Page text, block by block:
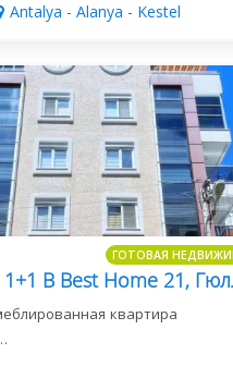
Antalya - Alanya - Kestel
ГОТОВАЯ
квартира